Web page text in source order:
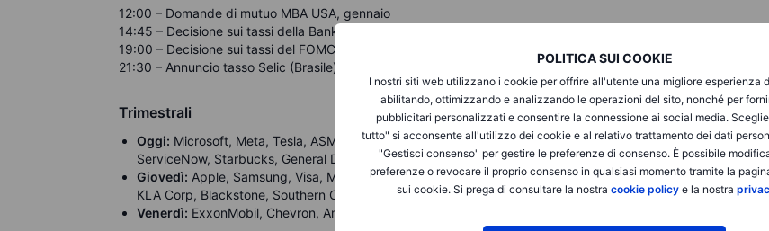
POLITICA SUI COOKIE
I nostri siti web utilizzano i cookie per offrire all'utente una migliore esperienza
abilitando, ottimizzando e analizzando le operazioni del sito, nonché per
pubblicitari personalizzati e consentire la connessione ai social media.
tutto" si acconsente all'utilizzo dei cookie e al relativo trattamento dei dati
"Gestisci consenso" per gestire le preferenze di consenso. È possibile
preferenze o revocare il proprio consenso in qualsiasi momento tramite la
sui cookie. Si prega di consultare la nostra cookie policye la nostra
12:00 – Domande di mutuo MBA USA, gennaio
14:45 – Decisione sui tassi della Bank of Canada
19:00 – Decisione sui tassi del FOMC
21:30 – Annuncio tasso Selic (Brasile)
Trimestrali
Oggi: Microsoft, Meta, Tesla, ASML, Lam Research, IBM, Amphenol, GE Vernova, AT&T, Danaher,
ServiceNow, Starbucks, General Dynamics
Giovedì: Apple, Samsung, Visa, Mastercard, Roche, SK Hynix, Caterpillar, SAP, ThermoFisher Scientific,
KLA Corp, Blackstone, Southern Copper, ABB, Lockheed Martin
Venerdì: ExxonMobil, Chevron, American Express, Verizon, Regeneron